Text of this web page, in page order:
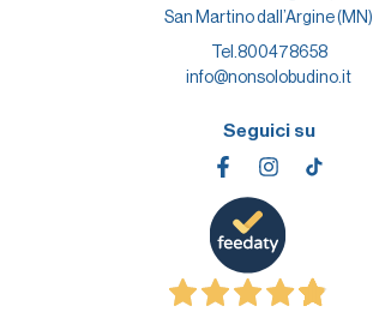
San Martino dall’Argine (MN)
Tel.800478658
info@nonsolobudino.it
Seguici su